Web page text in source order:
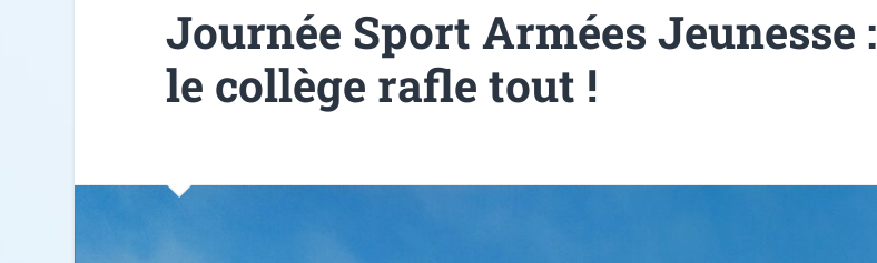
Journée Sport Armées Jeunesse :
le collège rafle tout !